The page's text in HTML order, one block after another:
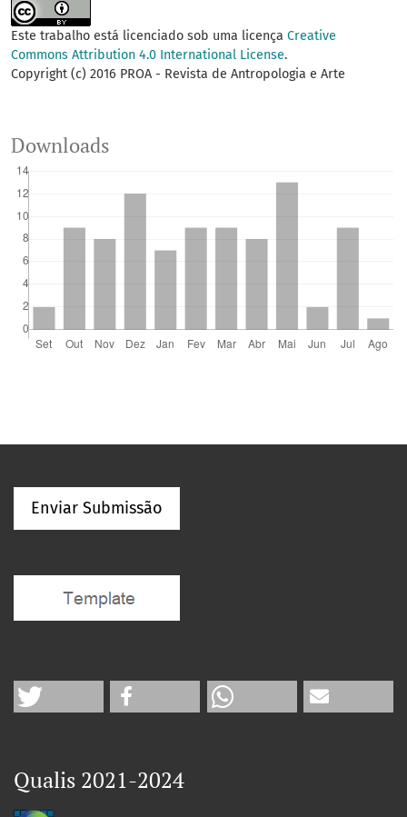
Este trabalho está licenciado sob uma licença Creative
Commons Attribution 4.0 International License.
Copyright (c) 2016 PROA - Revista de Antropologia e Arte
Downloads
Enviar Submissão
Qualis 2021-2024